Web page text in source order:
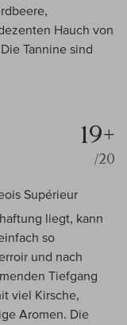
Hauch von
Tannine sind
19+
/20
Supérieur
liegt, kann
so
und nach
Tiefgang
viel Kirsche,
Aromen. Die